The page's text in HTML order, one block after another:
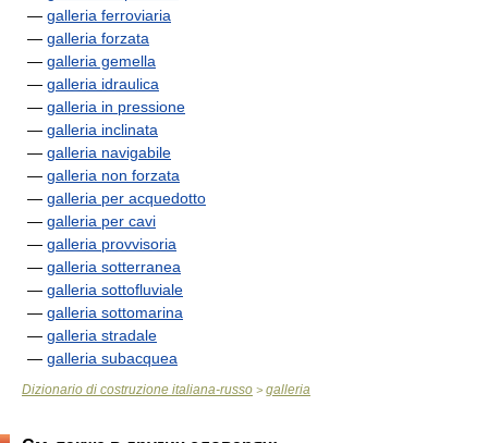
— galleria ferroviaria
— galleria forzata
— galleria gemella
— galleria idraulica
— galleria in pressione
— galleria inclinata
— galleria navigabile
— galleria non forzata
— galleria per acquedotto
— galleria per cavi
— galleria provvisoria
— galleria sotterranea
— galleria sottofluviale
— galleria sottomarina
— galleria stradale
— galleria subacquea
Dizionario di costruzione italiana-russo > galleria